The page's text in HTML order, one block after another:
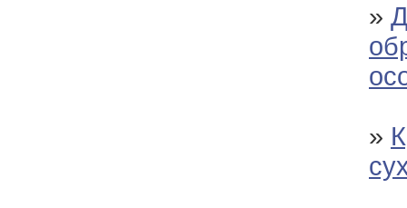
»
»